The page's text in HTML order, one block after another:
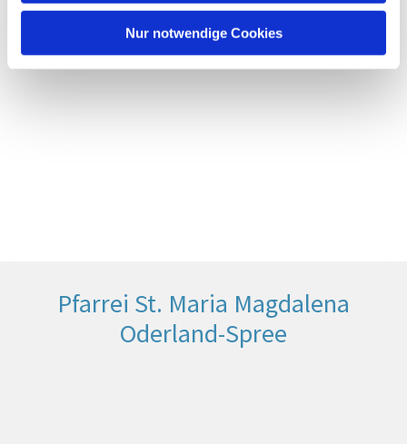
Nur notwendige Cookies
Pfarrei St. Maria Magdalena
Oderland-Spree